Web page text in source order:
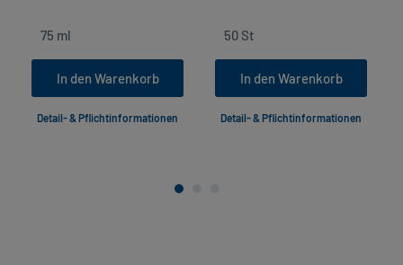
In den Warenkorb
Detail- & Pflichtinformationen
In den Warenkorb
Detail- & Pflichtinformationen